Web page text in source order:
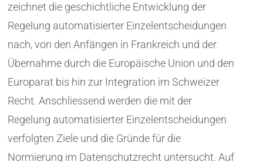
zeichnet die geschichtliche Entwicklung der
Regelung automatisierter Einzelentscheidungen
nach, von den Anfängen in Frankreich und der
Übernahme durch die Europäische Union und den
Europarat bis hin zur Integration im Schweizer
Recht. Anschliessend werden die mit der
Regelung automatisierter Einzelentscheidungen
verfolgten Ziele und die Gründe für die
Normierung im Datenschutzrecht untersucht. Auf